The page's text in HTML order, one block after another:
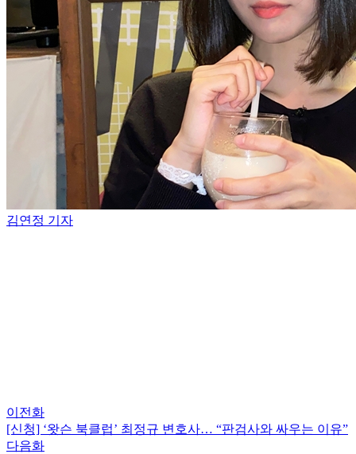
김연정 기자
이전화
[신청] ‘왓슨 북클럽’ 최정규 변호사… “판검사와 싸우는 이유”
다음화